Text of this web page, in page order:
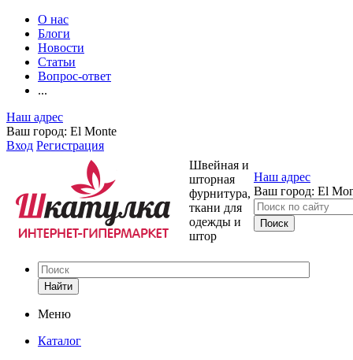
О нас
Блоги
Новости
Статьи
Вопрос-ответ
...
Наш адрес
Ваш город: El Monte
Вход Регистрация
Швейная и
шторная
фурнитура,
ткани для
одежды и
штор
Наш адрес
Ваш город: El
Найти
Меню
Каталог